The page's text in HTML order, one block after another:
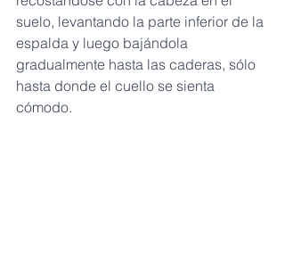
suelo, levantando la parte inferior de la
espalda y luego bajándola
gradualmente hasta las caderas, sólo
hasta donde el cuello se sienta
cómodo.